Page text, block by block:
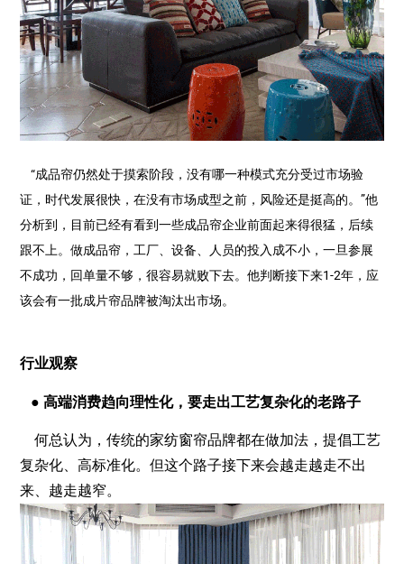
“成品帘仍然处于摸索阶段，没有哪一种模式充分受过市场验
证，时代发展很快，在没有市场成型之前，风险还是挺高的。”他
分析到，目前已经有看到一些成品帘企业前面起来得很猛，后续
跟不上。做成品帘，工厂、设备、人员的投入成不小，一旦参展
不成功，回单量不够，很容易就败下去。他判断接下来1-2年，应
该会有一批成片帘品牌被淘汰出市场。
行业观察
● 高端消费趋向理性化，要走出工艺复杂化的老路子
何总认为，传统的家纺窗帘品牌都在做加法，提倡工艺
复杂化、高标准化。但这个路子接下来会越走越走不出
来、越走越窄。